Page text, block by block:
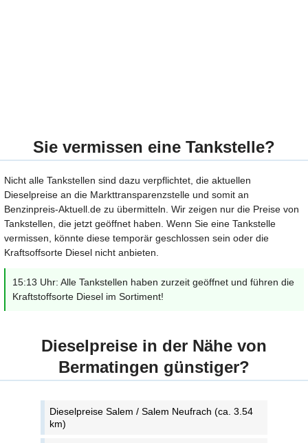
Sie vermissen eine Tankstelle?
Nicht alle Tankstellen sind dazu verpflichtet, die aktuellen
Dieselpreise an die Markttransparenzstelle und somit an
Benzinpreis-Aktuell.de zu übermitteln. Wir zeigen nur die Preise von
Tankstellen, die jetzt geöffnet haben. Wenn Sie eine Tankstelle
vermissen, könnte diese temporär geschlossen sein oder die
Kraftsoffsorte Diesel nicht anbieten.
15:13 Uhr: Alle Tankstellen haben zurzeit geöffnet und führen die
Kraftstoffsorte Diesel im Sortiment!
Dieselpreise in der Nähe von
Bermatingen günstiger?
Dieselpreise Salem / Salem Neufrach (ca. 3.54
km)